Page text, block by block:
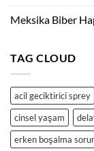
Meksika Biber
TAG CLOUD
acil geciktirici sprey
cinsel yaşam
erken boşalma